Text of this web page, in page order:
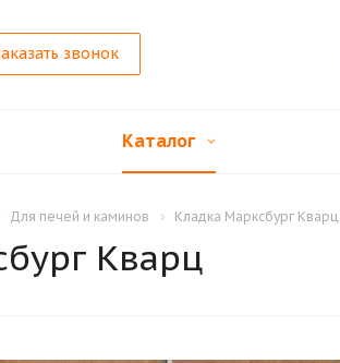
звонок
Каталог
Для печей и каминов Кладка Марксбург Кварц
Кварц